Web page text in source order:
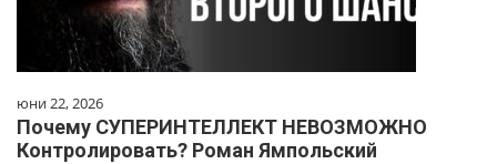
юни 22, 2026
Почему СУПЕРИНТЕЛЛЕКТ НЕВОЗМОЖНО
Контролировать? Роман Ямпольский